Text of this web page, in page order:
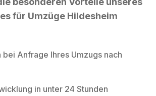
für Umzüge Hildesheim
Anfrage Ihres Umzugs nach
in unter 24 Stunden